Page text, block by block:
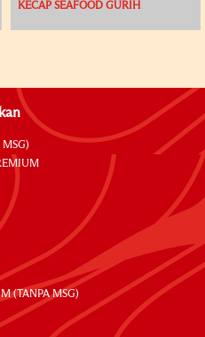
KECAP SEAFOOD GURIH
(TANPA MSG)